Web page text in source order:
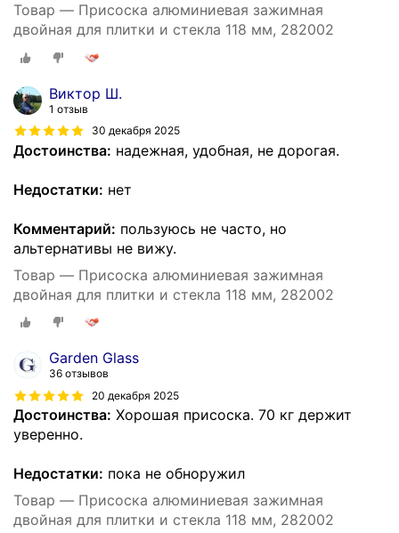
Товар — Присоска алюминиевая зажимная
двойная для плитки и стекла 118 мм, 282002
Виктор Ш.
1 отзыв
30 декабря 2025
Достоинства: надежная, удобная, не дорогая.
Недостатки: нет
Комментарий: пользуюсь не часто, но
альтернативы не вижу.
Товар — Присоска алюминиевая зажимная
двойная для плитки и стекла 118 мм, 282002
Garden Glass
36 отзывов
20 декабря 2025
Достоинства: Хорошая присоска. 70 кг держит
уверенно.
Недостатки: пока не обноружил
Товар — Присоска алюминиевая зажимная
двойная для плитки и стекла 118 мм, 282002